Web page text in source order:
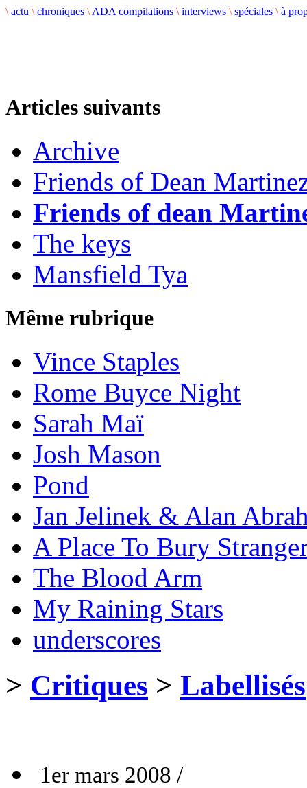
\ actu \ chroniques \ ADA compilations \ interviews \ spéciales \ à
Articles suivants
Archive
Friends of Dean
Friends of dean
The keys
Mansfield Tya
Même rubrique
Vince Staples
Rome Buyce Night
Sarah Maï
Josh Mason
Pond
Jan Jelinek & Alan
A Place To Bury
The Blood Arm
My Raining Stars
underscores
> Critiques > Labellisés
1er mars 2008 /